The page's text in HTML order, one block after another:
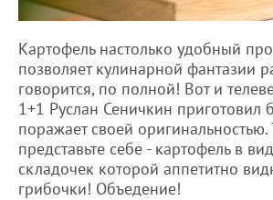
Картофель настолько удобный
позволяет кулинарной фантазии
говорится, по полной! Вот и
1+1 Руслан Сеничкин приготовил
поражает своей оригинальностью.
представьте себе - картофель в
складочек которой аппетитно
грибочки! Объедение!